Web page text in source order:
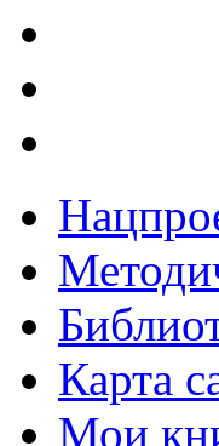
Карта
Мои